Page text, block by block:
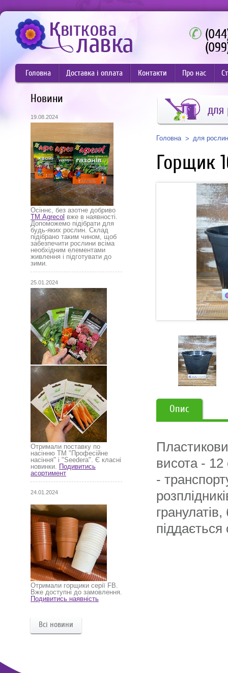
Головна Доставка і оплата Контакти Про нас
Новини
19.08.2024
Осіннє, без азотне добриво
ТМ Agrecol вже в наявності.
Допоможемо підібрати для
будь-яких рослин. Склад
підібрано таким чином, щоб
забезпечити рослини всіма
необхідним елементами
живлення і підготувати до
зими.
25.01.2024
Отримали поставку по
насінню ТМ "Професійне
насіння" і "Seedera". Є класні
новинки. Подивитись
асортимент
24.01.2024
Отримали горщики серії FB.
Вже доступні до замовлення.
Подивитись наявність
Всі новини
для
Головна для рослин
Горщик
Опис
висота - 12
-